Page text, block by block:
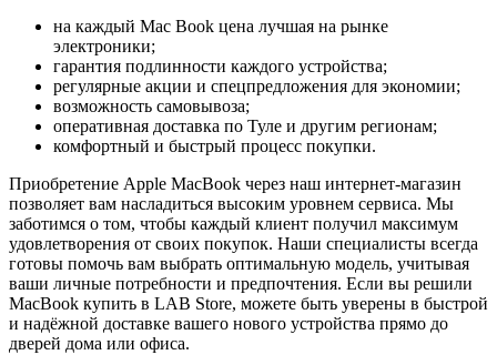
на каждый Mac Book цена лучшая на рынке
электроники;
гарантия подлинности каждого устройства;
регулярные акции и спецпредложения для экономии;
возможность самовывоза;
оперативная доставка по Туле и другим регионам;
комфортный и быстрый процесс покупки.
Приобретение Apple MacBook через наш интернет-магазин
позволяет вам насладиться высоким уровнем сервиса. Мы
заботимся о том, чтобы каждый клиент получил максимум
удовлетворения от своих покупок. Наши специалисты всегда
готовы помочь вам выбрать оптимальную модель, учитывая
ваши личные потребности и предпочтения. Если вы решили
MacBook купить в LAB Store, можете быть уверены в быстрой
и надёжной доставке вашего нового устройства прямо до
дверей дома или офиса.